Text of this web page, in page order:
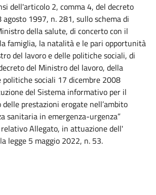
dell'articolo 2, comma 4, del decreto
1997, n. 281, sullo schema di
della salute, di concerto con il
famiglia, la natalità e le pari opportunità
del lavoro e delle politiche sociali, di
del Ministro del lavoro, della
politiche sociali 17 dicembre 2008
del Sistema informativo per il
prestazioni erogate nell’ambito
sanitaria in emergenza-urgenza”
relativo Allegato, in attuazione dell'
legge 5 maggio 2022, n. 53.